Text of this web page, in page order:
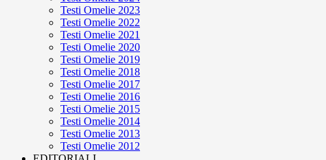
Testi Omelie 2023
Testi Omelie 2022
Testi Omelie 2021
Testi Omelie 2020
Testi Omelie 2019
Testi Omelie 2018
Testi Omelie 2017
Testi Omelie 2016
Testi Omelie 2015
Testi Omelie 2014
Testi Omelie 2013
Testi Omelie 2012